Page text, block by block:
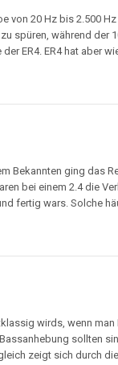
von 20 Hz bis 2.500
spüren, während der
ER4. ER4 hat aber
Bekannten ging das
bei einem 2.4 die
fertig wars. Solche
wirds, wenn
sollten
zeigt sich durch